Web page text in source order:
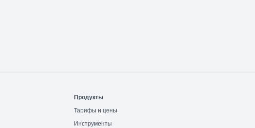
Продукты
Тарифы и цены
Инструменты